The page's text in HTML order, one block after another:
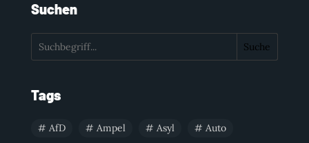
Suchen
Suche
Tags
AfD Ampel Asyl Auto